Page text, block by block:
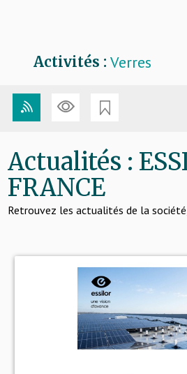
Activités : Verres
Actualités :
FRANCE
Retrouvez les actualités de la société,